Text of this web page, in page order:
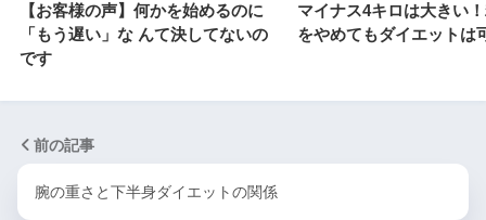
【お客様の声】何かを始めるのに
「もう遅い」な んて決してないの
です
マイナス4キロは大きい
をやめてもダイエットは
前の記事
腕の重さと下半身ダイエットの関係